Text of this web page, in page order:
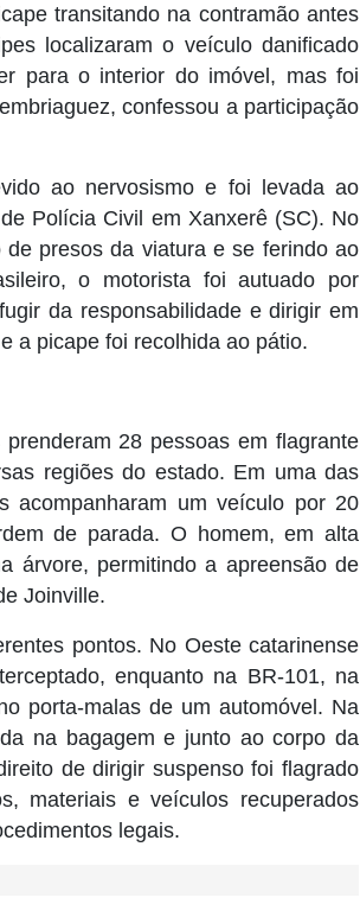
transitando na contramão antes
localizaram o veículo danificado
para o interior do imóvel, mas foi
confessou a participação
ao nervosismo e foi levada ao
Polícia Civil em Xanxerê (SC). No
presos da viatura e se ferindo ao
o motorista foi autuado por
da responsabilidade e dirigir em
a picape foi recolhida ao pátio.
28 pessoas em flagrante
regiões do estado. Em uma das
acompanharam um veículo por 20
de parada. O homem, em alta
árvore, permitindo a apreensão de
Joinville.
pontos. No Oeste catarinense
enquanto na BR-101, na
porta-malas de um automóvel. Na
na bagagem e junto ao corpo da
de dirigir suspenso foi flagrado
materiais e veículos recuperados
legais.